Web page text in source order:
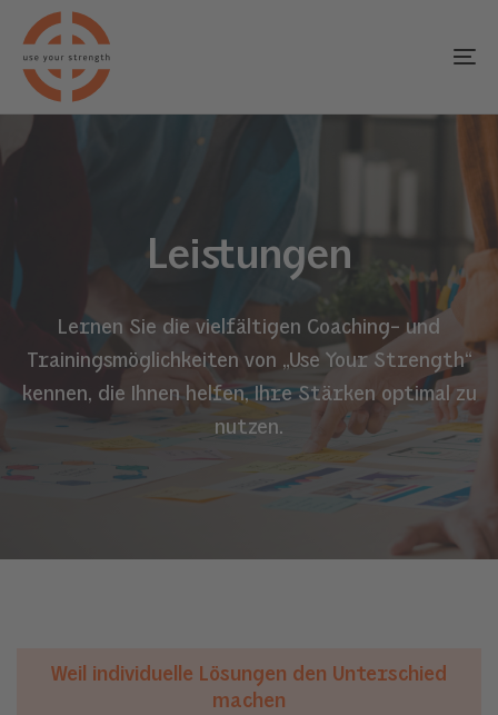
Skip
links
Skip
to
primary
navigation
Leistungen
Lernen Sie die vielfältigen Coaching- und
Trainingsmöglichkeiten von „Use Your Strength“
kennen, die Ihnen helfen, Ihre Stärken optimal zu
nutzen.
Weil individuelle Lösungen den Unterschied
machen